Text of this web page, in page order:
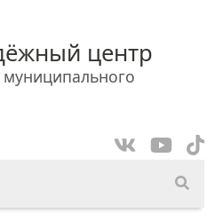
центр
муниципального